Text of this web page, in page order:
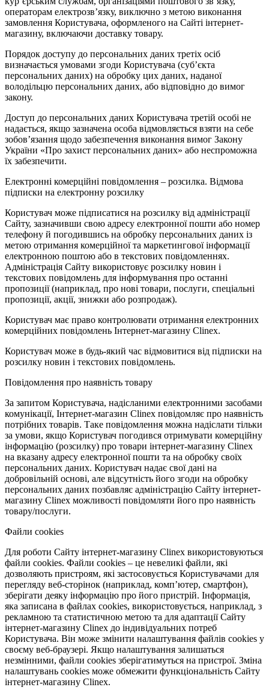
операторам електрозв’язку, виключно з метою виконання
замовлення Користувача, оформленого на Сайті інтернет-
магазину, включаючи доставку товару.
Порядок доступу до персональних даних третіх осіб
визначається умовами згоди Користувача (суб’єкта
персональних даних) на обробку цих даних, наданої
володільцю персональних даних, або відповідно до вимог
закону.
Доступ до персональних даних Користувача третій особі не
надається, якщо зазначена особа відмовляється взяти на себе
зобов’язання щодо забезпечення виконання вимог Закону
України «Про захист персональних даних» або неспроможна
їх забезпечити.
Електронні комерційні повідомлення – розсилка. Відмова
підписки на електронну розсилку
Користувач може підписатися на розсилку від адміністрації
Сайту, зазначивши свою адресу електронної пошти або номер
телефону й погодившись на обробку персональних даних із
метою отримання комерційної та маркетингової інформації
електронною поштою або в текстових повідомленнях.
Адміністрація Сайту використовує розсилку новин і
текстових повідомлень для інформування про останні
пропозиції (наприклад, про нові товари, послуги, спеціальні
пропозиції, акції, знижки або розпродаж).
Користувач має право контролювати отримання електронних
комерційних повідомлень Інтернет-магазину Clinex.
Користувач може в будь-який час відмовитися від підписки на
розсилку новин і текстових повідомлень.
Повідомлення про наявність товару
За запитом Користувача, надісланими електронними засобами
комунікації, Інтернет-магазин Clinex повідомляє про наявність
потрібних товарів. Таке повідомлення можна надіслати тільки
за умови, якщо Користувач погодився отримувати комерційну
інформацію (розсилку) про товари інтернет-магазину Clinex
на вказану адресу електронної пошти та на обробку своїх
персональних даних. Користувач надає свої дані на
добровільній основі, але відсутність його згоди на обробку
персональних даних позбавляє адміністрацію Сайту інтернет-
магазину Clinex можливості повідомляти його про наявність
товару/послуги.
Файли cookies
Для роботи Сайту інтернет-магазину Clinex використовуються
файли cookies. Файли cookies – це невеликі файли, які
дозволяють пристроям, які застосовується Користувачами для
перегляду веб-сторінок (наприклад, комп’ютер, смартфон),
зберігати деяку інформацію про його пристрій. Інформація,
яка записана в файлах cookies, використовується, наприклад, з
рекламною та статистичною метою та для адаптації Сайту
інтернет-магазину Clinex до індивідуальних потреб
Користувача. Він може змінити налаштування файлів cookies у
своєму веб-браузері. Якщо налаштування залишаться
незмінними, файли cookies зберігатимуться на пристрої. Зміна
налаштувань cookies може обмежити функціональність Сайту
інтернет-магазину Clinex.